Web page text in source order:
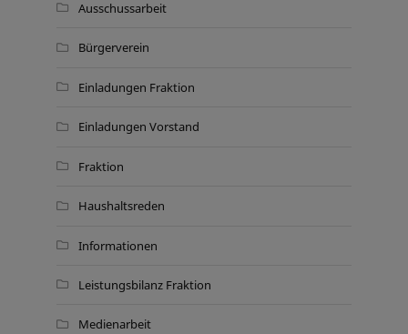
Ausschussarbeit
Bürgerverein
Einladungen Fraktion
Einladungen Vorstand
Fraktion
Haushaltsreden
Informationen
Leistungsbilanz Fraktion
Medienarbeit